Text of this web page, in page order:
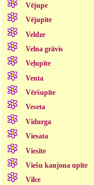
Vējupe
Vējupīte
Veldze
Velna grāvis
Veļupīte
Venta
Vēršupīte
Veseta
Vidurga
Viesata
Viesīte
Viešu kanjona upīte
Vilce